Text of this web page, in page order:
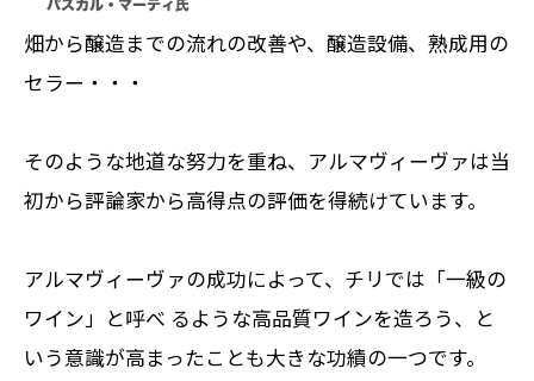
畑から醸造までの流れの改善や、醸造設備、熟成用の
セラー・・・
そのような地道な努力を重ね、アルマヴィーヴァは当
初から評論家から高得点の評価を得続けています。
アルマヴィーヴァの成功によって、チリでは「一級の
ワイン」と呼べ るような高品質ワインを造ろう、と
いう意識が高まったことも大きな功績の一つです。